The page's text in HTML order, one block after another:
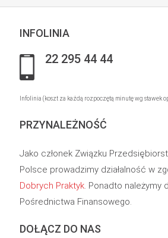
INFOLINIA
22 295 44 44
Infolinia (koszt za każdą rozpoczętą minutę wg stawek
PRZYNALEŻNOŚĆ
Jako członek Związku
Polsce prowadzimy działalność w
Dobrych Praktyk. Ponadto należymy
Pośrednictwa Finansowego.
DOŁĄCZ DO NAS